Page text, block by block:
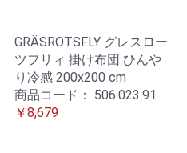
GRÄSROTSFLY グレスロー
ツフリィ 掛け布団 ひんや
り冷感 200x200 cm
商品コード： 506.023.91
￥8,679